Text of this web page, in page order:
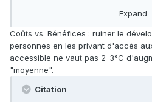
Expand
Coûts vs. Bénéfices : ruiner le
personnes en les privant d'accès
accessible ne vaut pas 2-3°C
"moyenne".
Citation